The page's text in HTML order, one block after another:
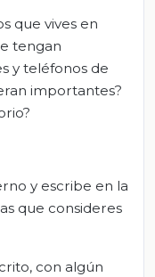
que vives en
tengan
y teléfonos de
importantes?
y escribe en la
que consideres
con algún